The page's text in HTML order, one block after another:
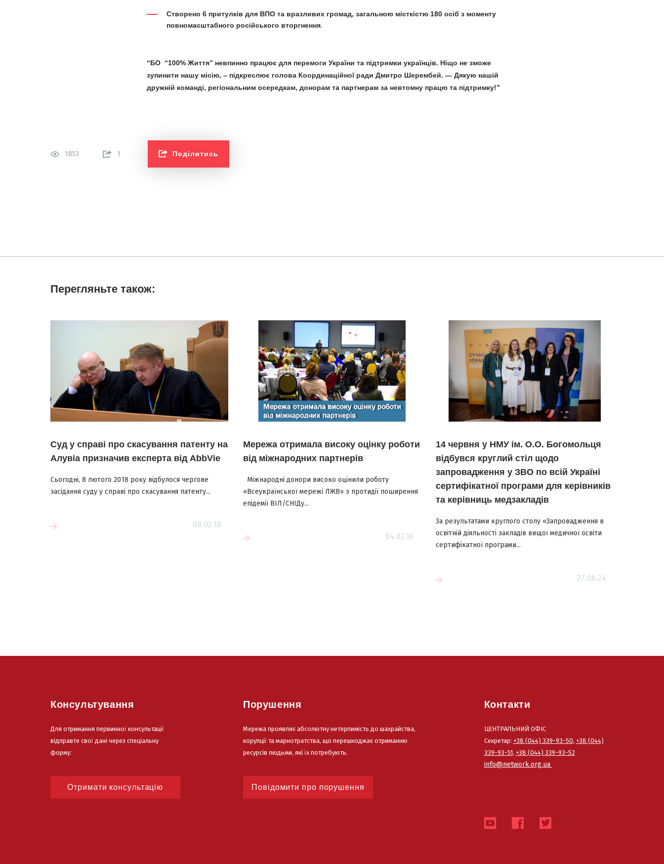
Створено 6 притулків для ВПО та вразливих громад, загальною місткістю 180 осіб з моменту
повномасштабного російського вторгнення.
“БО “100% Життя” невпинно працює для перемоги України та підтримки українців. Ніщо не зможе
зупинити нашу місію, – підкреслює голова Координаційної ради Дмитро Шерембей. — Дякую нашій
дружній команді, регіональним осередкам, донорам та партнерам за невтомну працю та підтримку!”
1853 1 Поділитись
Перегляньте також:
Суд у справі про скасування патенту на
Алувіа призначив експерта від AbbVie
Сьогодні, 8 лютого 2018 року відбулося чергове
засідання суду у справі про скасування патенту...
08.02.18
Мережа отримала високу оцінку роботи
від міжнародних партнерів
Міжнародні донори високо оцінили роботу
«Всеукраїнської мережі ЛЖВ» з протидії поширення
епідемії ВІЛ/СНІДу...
04.02.16
14 червня у НМУ ім. О.О. Богомольця
відбувся круглий стіл щодо
запровадження у ЗВО по всій Україні
сертифікатної програми для керівників
та керівниць медзакладів
За результатами круглого столу «Запровадження в
освітній діяльності закладів вищої медичної освіти
сертифікатної програми...
27.06.24
Консультування
Для отримання первинної консультації
відправте свої дані через спеціальну
форму:
Отримати консультацію
Порушення
Мережа проявляє абсолютну нетерпимість до шахрайства,
корупції та марнотратства, що перешкоджає отриманню
ресурсів людьми, які їх потребують.
Повідомити про порушення
Контакти
ЦЕНТРАЛЬНИЙ ОФІС
Секретар: +38 (044) 339-93-50, +38 (044)
339-93-51, +38 (044) 339-93-52
info@network.org.ua